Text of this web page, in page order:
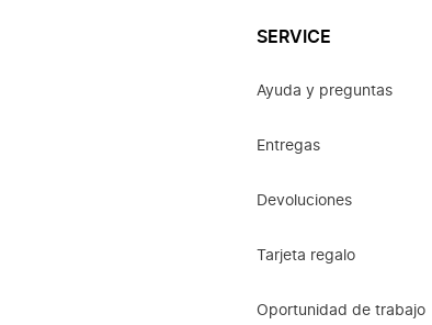
SERVICE
Ayuda y preguntas
Entregas
Devoluciones
Tarjeta regalo
Oportunidad de trabajo